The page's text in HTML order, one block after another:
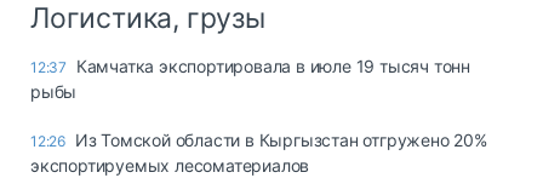
Логистика, грузы
12:37
Камчатка экспортировала в июле 19 тысяч тонн
рыбы
12:26 Из Томской области в Кыргызстан отгружено 20%
экспортируемых лесоматериалов